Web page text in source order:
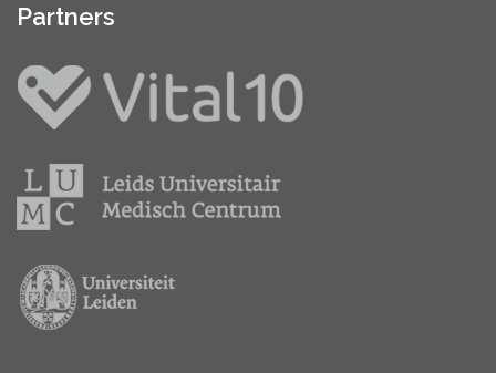
Partners